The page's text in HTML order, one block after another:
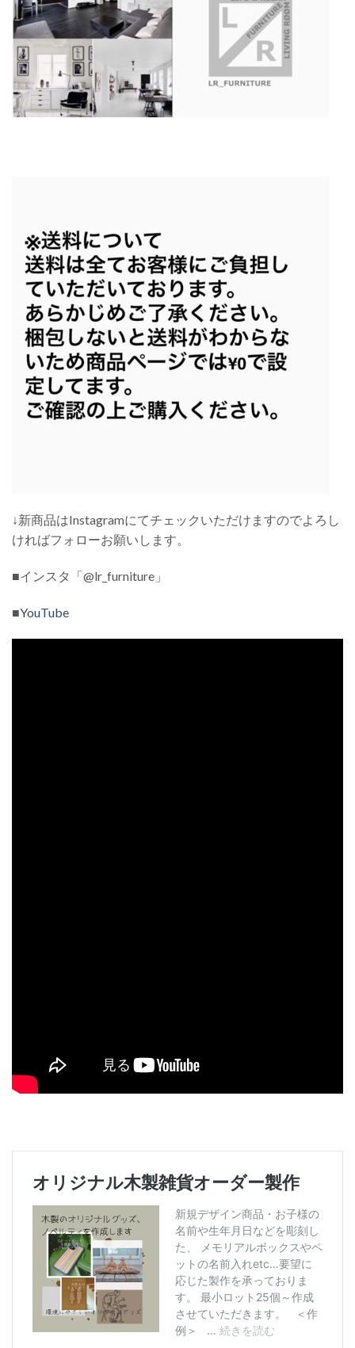
↓新商品はInstagramにてチェックいただけますのでよろし
ければフォローお願いします。
■インスタ「@lr_furniture」
■YouTube